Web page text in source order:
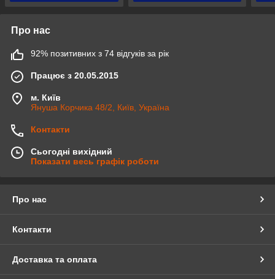
Про нас
92% позитивних з 74 відгуків за рік
Працює з 20.05.2015
м. Київ
Януша Корчика 48/2, Київ, Україна
Контакти
Сьогодні вихідний
Показати весь графік роботи
Про нас
Контакти
Доставка та оплата